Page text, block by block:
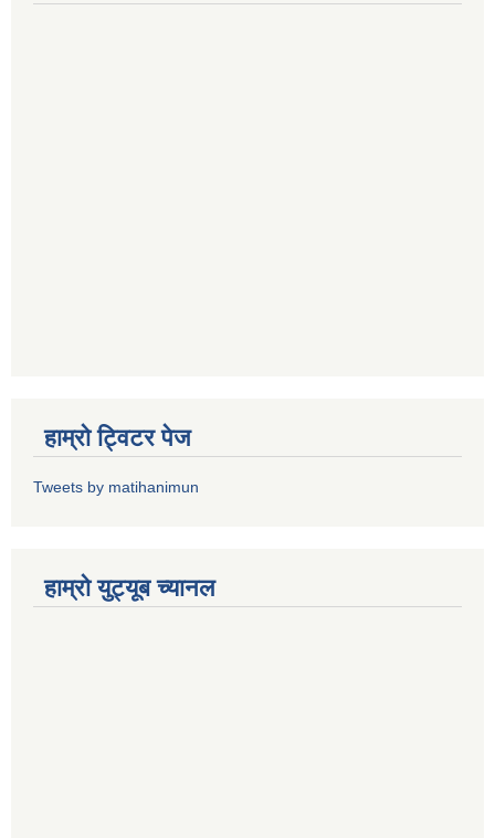
हाम्राे ट्विटर पेज
Tweets by matihanimun
हाम्रो युट्यूब च्यानल